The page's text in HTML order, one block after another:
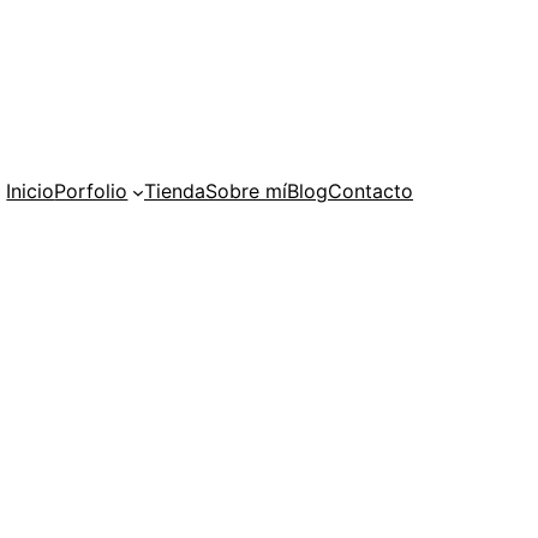
InicioPorfolio TiendaSobre míBlogContacto